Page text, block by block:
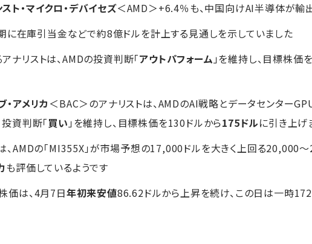
ト・マイクロ・デバイセズ＜AMD＞+6.4％も、中国向けAI半導体が輸
に在庫引当金などで約8億ドルを計上する見通しを示していました
ナリストは、AMDの投資判断「アウトパフォーム 」を維持し、目標株価
・アメリカ ＜BAC＞のアナリストは、AMDのAI戦略とデータセンター
資判断「買い 」を維持し、目標株価を130ドルから175ドルに引き上げ
、AMDの「MI355X」が市場予想の17,000ドルを大きく上回る20,000
も評価しているようです
価は、4月7日年初来安値86.62ドルから上昇を続け、この日は一時